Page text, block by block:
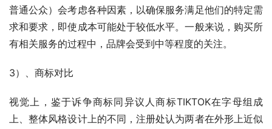
普通公众）会考虑各种因素，以确保服务满足他们的特定需
求和要求，即使成本可能处于较低水平。一般来说，购买所
有相关服务的过程中，品牌会受到中等程度的关注。
3）、商标对比
视觉上，鉴于诉争商标同异议人商标TIKTOK在字母组成
上、整体风格设计上的不同，注册处认为两者在外形上近似